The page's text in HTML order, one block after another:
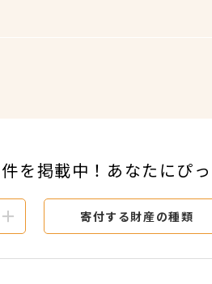
件を掲載中！あなたにぴ
寄付する財産の種類